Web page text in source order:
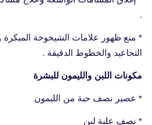
.
* منع ظهور علامات الشيخوخة المبكرة
التجاعيد والخطوط الدقيقة .
مكونات اللبن والليمون للبشرة
* عصير نصف حبة من الليمون
* نصف علبة لبن